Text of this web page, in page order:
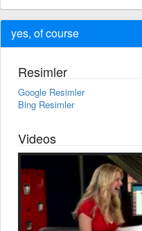
yes, of course
Resimler
Google Resimler
Bing Resimler
Videos